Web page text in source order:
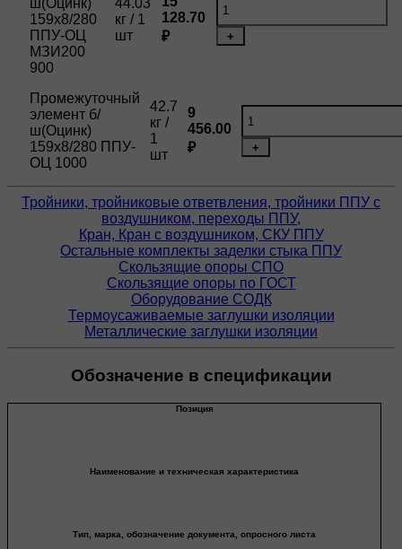
ш(Оцинк)
159х8/280
ППУ-ОЦ
МЗИ200
900
44.03
кг / 1
шт
128.70
₽
+
Промежуточный
элемент б/
ш(Оцинк)
159х8/280 ППУ-
ОЦ 1000
42.7
кг /
1
шт
9
456.00
₽
+
Тройники, тройниковые ответвления, тройники ППУ с
воздушником, переходы ППУ,
Кран, Кран с воздушником, СКУ ППУ
Остальные комплекты заделки стыка ППУ
Скользящие опоры СПО
Скользящие опоры по ГОСТ
Оборудование СОДК
Термоусаживаемые заглушки изоляции
Металлические заглушки изоляции
Обозначение в спецификации
Позиция
Наименование и техническая характеристика
Тип, марка, обозначение документа, опросного листа